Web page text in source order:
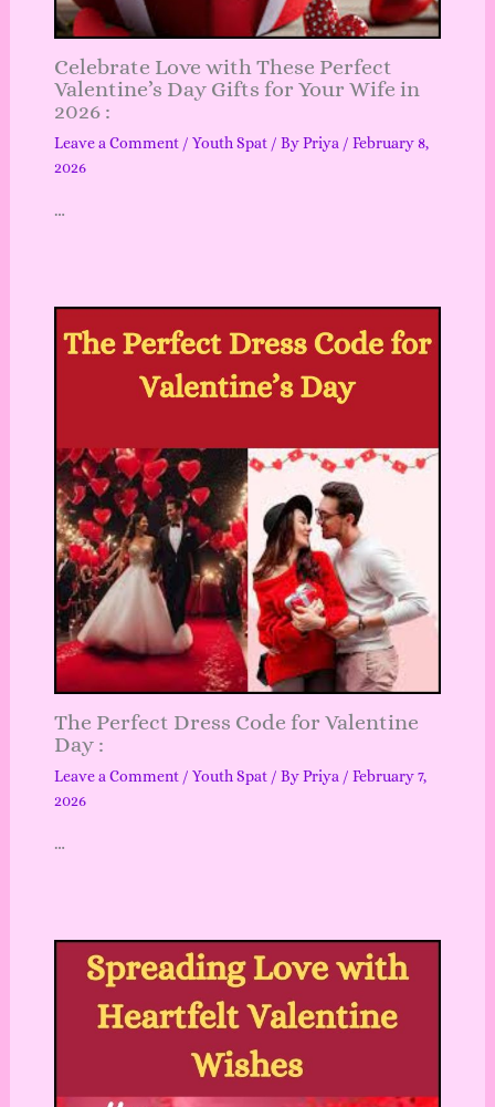
Celebrate Love with These Perfect
Valentine’s Day Gifts for Your Wife in
2026 :
Leave a Comment / Youth Spat/ ByPriya / February 8,
2026
…
The Perfect Dress Code for Valentine
Day :
Leave a Comment / Youth Spat/ ByPriya / February 7,
2026
…